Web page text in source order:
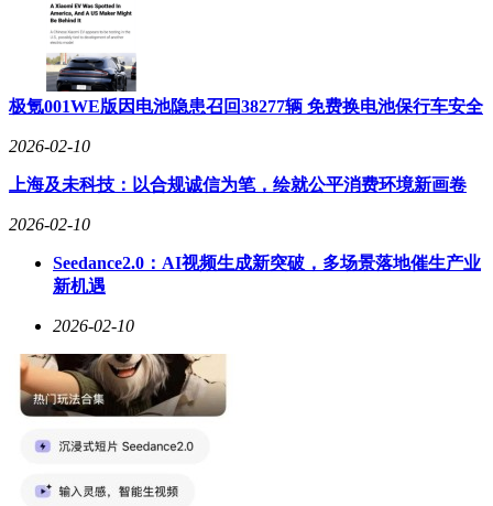
极氪001WE版因电池隐患召回38277辆 免费换电池保行车安全
2026-02-10
上海及未科技：以合规诚信为笔，绘就公平消费环境新画卷
2026-02-10
Seedance2.0：AI视频生成新突破，多场景落地催生产业
新机遇
2026-02-10